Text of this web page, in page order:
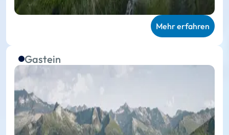
Mehr erfahren
Gastein